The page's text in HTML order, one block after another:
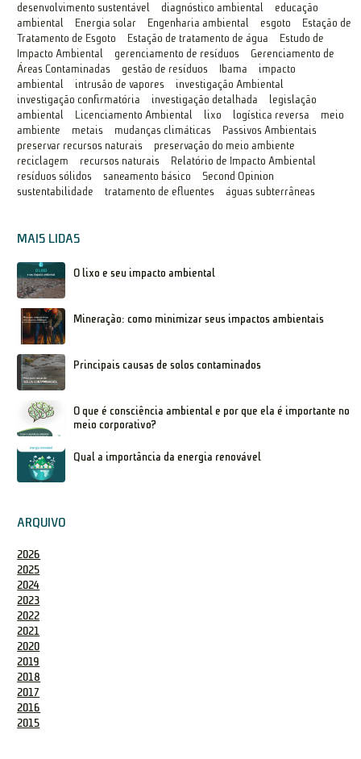
desenvolvimento sustentável
diagnóstico ambiental
educação
ambiental
Energia solar Engenharia ambiental esgoto
Estação de
Tratamento de Esgoto
Estação de tratamento de água
Estudo de
Impacto Ambiental
gerenciamento de resíduos
Gerenciamento de
Áreas Contaminadas
gestão de resíduos Ibama
impacto
ambiental
intrusão de vapores
investigação Ambiental
investigação confirmatória
investigação detalhada
legislação
ambiental
Licenciamento Ambiental lixo logística reversa
meio
ambiente
metais mudanças climáticas
Passivos Ambientais
preservar recursos naturais
preservação do meio ambiente
reciclagem
recursos naturais
Relatório de Impacto Ambiental
resíduos sólidos
saneamento básico
Second Opinion
sustentabilidade
tratamento de efluentes águas subterrâneas
MAIS LIDAS
O lixo e seu impacto ambiental
Mineração: como minimizar seus impactos ambientais
Principais causas de solos contaminados
O que é consciência ambiental e por que ela é importante no
meio corporativo?
Qual a importância da energia renovável
ARQUIVO
2026
2025
2024
2023
2022
2021
2020
2019
2018
2017
2016
2015